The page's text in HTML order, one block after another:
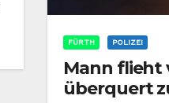
FÜRTH POLIZEI
Mann flieht
überquert